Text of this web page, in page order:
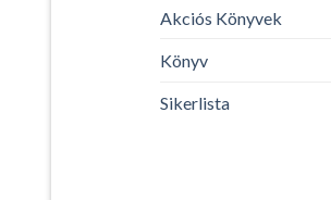
Akciós Könyvek
Könyv
Sikerlista